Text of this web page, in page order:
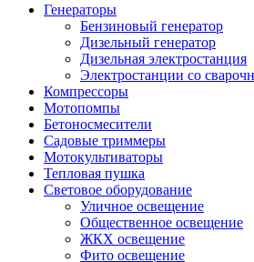
Генераторы
Бензиновый генератор
Дизельный генератор
Дизельная электростанция
Электростанции со
Компрессоры
Мотопомпы
Бетоносмесители
Садовые триммеры
Мотокультиваторы
Тепловая пушка
Световое оборудование
Уличное освещение
Общественное освещение
ЖКХ освещение
Фито освещение